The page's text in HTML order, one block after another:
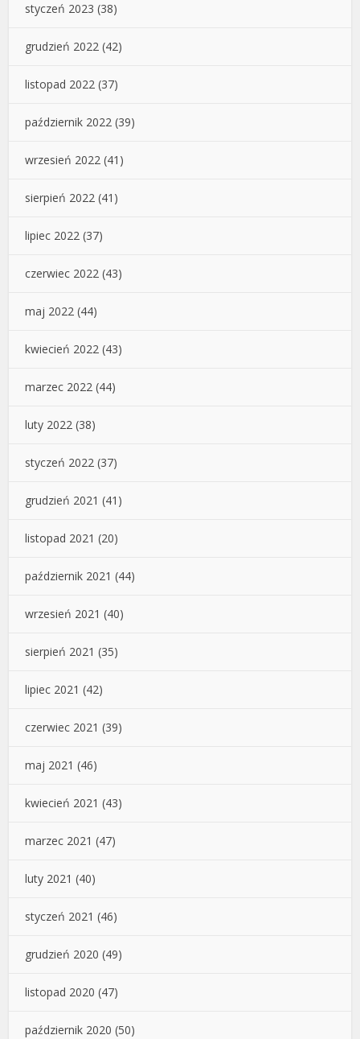
styczeń 2023 (38)
grudzień 2022 (42)
listopad 2022 (37)
październik 2022 (39)
wrzesień 2022 (41)
sierpień 2022 (41)
lipiec 2022 (37)
czerwiec 2022 (43)
maj 2022 (44)
kwiecień 2022 (43)
marzec 2022 (44)
luty 2022 (38)
styczeń 2022 (37)
grudzień 2021 (41)
listopad 2021 (20)
październik 2021 (44)
wrzesień 2021 (40)
sierpień 2021 (35)
lipiec 2021 (42)
czerwiec 2021 (39)
maj 2021 (46)
kwiecień 2021 (43)
marzec 2021 (47)
luty 2021 (40)
styczeń 2021 (46)
grudzień 2020 (49)
listopad 2020 (47)
październik 2020 (50)